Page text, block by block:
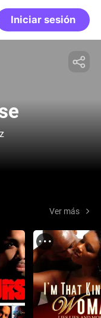
Iniciar sesión
Ver más